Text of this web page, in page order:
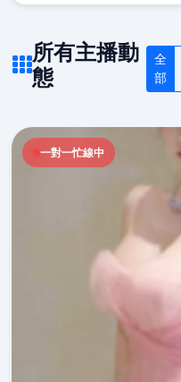
所有主播動
態
全
部
一對一忙線中